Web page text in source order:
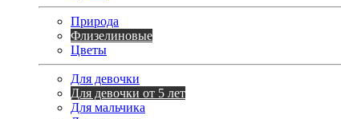
Природа
Флизелиновые
Цветы
Для девочки
Для девочки от 5 лет
Для мальчика